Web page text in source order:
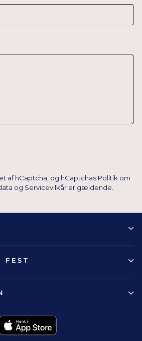
af hCaptcha, og hCaptchas Politik om
og Servicevilkår er gældende.
FEST